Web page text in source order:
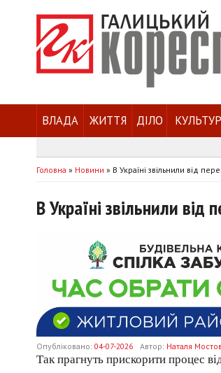
ВЛАДА ЖИТТЯ ДІЛО
Головна » Новини » В Україні звільнили від
В Україні звільнили від
Опубліковано: 04-07-2026 Автор: Наталя
Так прагнуть прискорити процес